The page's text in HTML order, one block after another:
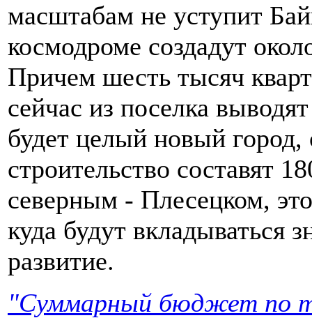
масштабам не уступит
космодроме создадут
Причем шесть тысяч
сейчас из поселка
будет целый новый город,
строительство составят
северным - Плесецком,
куда будут вкладываться
развитие.
"Суммарный бюджет по